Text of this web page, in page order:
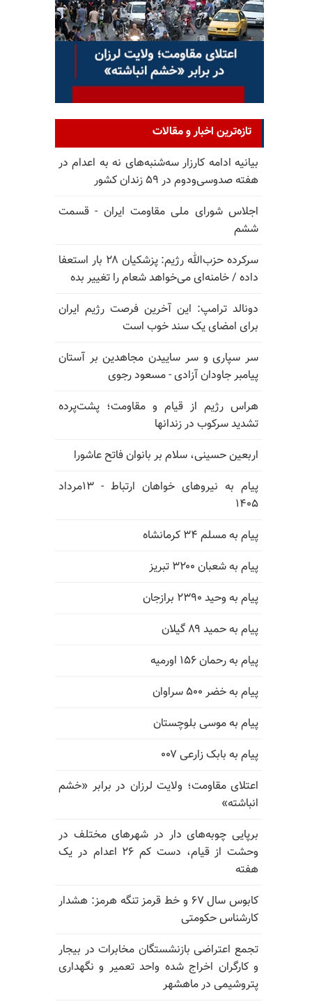
تازه‌ترین اخبار و مقالات
بیانیه ادامه کارزار سه‌شنبه‌های نه به اعدام در
هفته صدوسی‌و‌دوم در ۵۹ زندان کشور
اجلاس شورای ملی مقاومت ایران - قسمت
ششم
سرکرده حزب‌الله رژیم: پزشکیان ۲۸ بار استعفا
داده / خامنه‌ای می‌خواهد شعام را تغییر بده
دونالد ترامپ: این آخرین فرصت رژیم ایران
برای امضای یک سند خوب است
سر سپاری و سر ساییدن مجاهدین بر آستان
پیامبر جاودان آزادی - مسعود رجوی
هراس رژیم از قیام و مقاومت؛ پشت‌پرده
تشدید سرکوب در زندانها
اربعین حسینی، سلام بر بانوان فاتح عاشورا
پیام به نیروهای خواهان ارتباط - ۱۳مرداد
۱۴۰۵
پیام به مسلم ۳۴ کرمانشاه
پیام به شعبان ۳۲۰۰ تبریز
پیام به وحید ۲۳۹۰ برازجان
پیام به حمید ۸۹ گیلان
پیام به رحمان ۱۵۶ اورمیه
پیام به خضر ۵۰۰ سراوان
پیام به موسی بلوچستان
پیام به بابک زارعی ۰۰۷
اعتلای مقاومت؛ ولایت لرزان در برابر «خشم
انباشته»
برپایی چوبه‌های دار در شهرهای مختلف در
وحشت از قیام، دست کم ۲۶ اعدام در یک
هفته
کابوس سال ۶۷ و خط قرمز تنگه هرمز: هشدار
کارشناس حکومتی
تجمع اعتراضی بازنشستگان مخابرات در بیجار
و کارگران اخراج شده واحد تعمیر و نگهداری
پتروشیمی در ماهشهر